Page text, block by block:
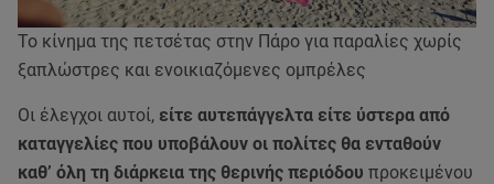
Το κίνημα της πετσέτας στην Πάρο για παραλίες χωρίς
ξαπλώστρες και ενοικιαζόμενες ομπρέλες
Οι έλεγχοι αυτοί, είτε αυτεπάγγελτα είτε ύστερα από
καταγγελίες που υποβάλουν οι πολίτες θα ενταθούν
καθ’ όλη τη διάρκεια της θερινής περιόδου προκειμένου